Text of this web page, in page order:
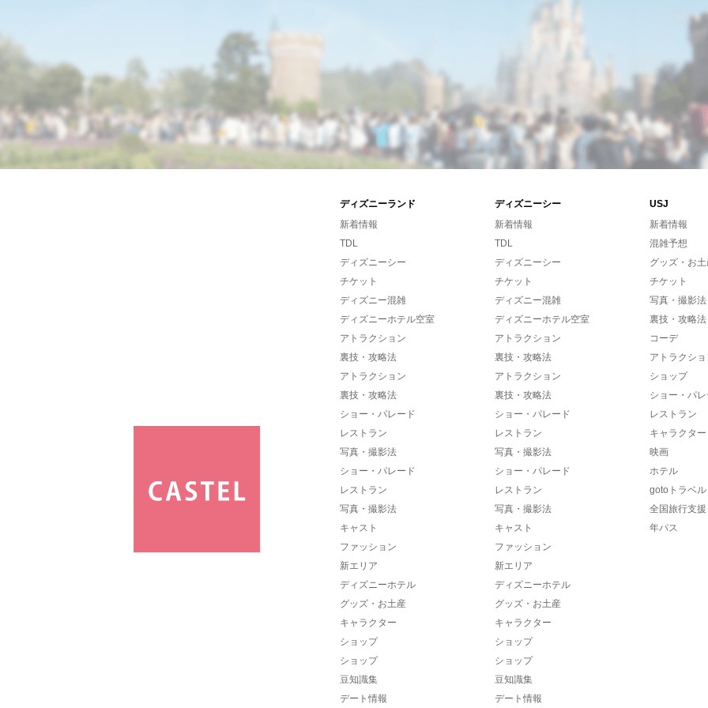
ディズニーランド ディズニーシー
USJ
新着情報
TDL
ディズニーシー
チケット
ディズニー混雑
ディズニーホテル空室
アトラクション
裏技・攻略法
アトラクション
裏技・攻略法
ショー・パレード
レストラン
写真・撮影法
ショー・パレード
レストラン
写真・撮影法
キャスト
ファッション
新エリア
ディズニーホテル
グッズ・お土産
キャラクター
ショップ
ショップ
豆知識集
デート情報
新着情報
TDL
ディズニーシー
チケット
ディズニー混雑
ディズニーホテル空室
アトラクション
裏技・攻略法
アトラクション
裏技・攻略法
ショー・パレード
レストラン
写真・撮影法
ショー・パレード
レストラン
写真・撮影法
キャスト
ファッション
新エリア
ディズニーホテル
グッズ・お土産
キャラクター
ショップ
ショップ
豆知識集
デート情報
新着情報
混雑予想
グッズ・お
チケット
写真・撮影法
裏技・攻略法
コーデ
アトラクシ
ショップ
ショー・パ
レストラン
キャラクター
映画
ホテル
gotoトラベル
全国旅行支援
年パス